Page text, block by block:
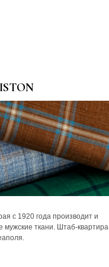
с 1920 года производит и
мужские ткани. Штаб-квартира